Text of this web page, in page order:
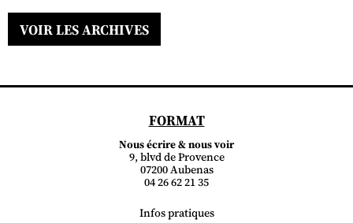
VOIR LES ARCHIVES
FORMAT
Nous écrire & nous voir
9, blvd de Provence
07200 Aubenas
04 26 62 21 35
Infos pratiques